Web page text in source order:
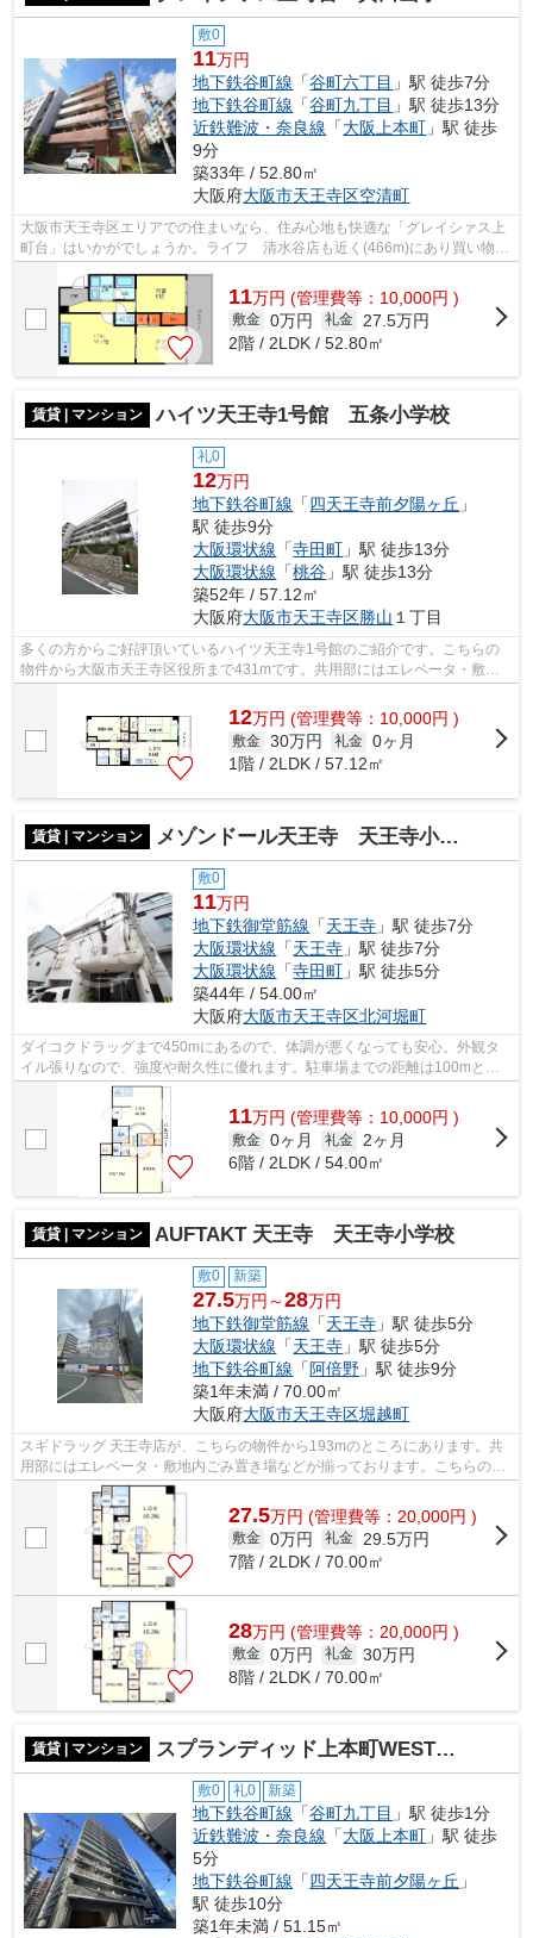
敷0
11万円
地下鉄谷町線 「谷町六丁目 」駅 徒歩7分
地下鉄谷町線 「谷町九丁目 」駅 徒歩13分
近鉄難波・奈良線 「大阪上本町 」駅 徒歩
9分
築33年 / 52.80㎡
大阪府大阪市天王寺区空清町
大阪市天王寺区エリアでの住まいなら、住み心地も快適な「グレイシァス上
町台」はいかがでしょうか。ライフ 清水谷店も近く(466m)にあり買い物す
11万円 (管理費等：10,000円 )
敷金 0万円 礼金
27.5万円
2階 / 2LDK / 52.80㎡
賃貸 | マンション ハイツ天王寺1号館 五条小学校
礼0
12万円
地下鉄谷町線 「四天王寺前夕陽ヶ丘 」
駅 徒歩9分
大阪環状線 「寺田町 」駅 徒歩13分
大阪環状線 「桃谷 」駅 徒歩13分
築52年 / 57.12㎡
大阪府大阪市天王寺区勝山 １丁目
多くの方からご好評頂いているハイツ天王寺1号館のご紹介です。こちらの
物件から大阪市天王寺区役所まで431mです。共用部にはエレベータ・敷地
内ごみ置き場などが備わっておりとても充...
12万円 (管理費等：10,000円 )
敷金 30万円 礼金 0ヶ月
1階 / 2LDK / 57.12㎡
賃貸 | マンション メゾンドール天王寺 天王寺小学校
敷0
11万円
地下鉄御堂筋線 「天王寺 」駅 徒歩7分
大阪環状線 「天王寺 」駅 徒歩7分
大阪環状線 「寺田町 」駅 徒歩5分
築44年 / 54.00㎡
大阪府大阪市天王寺区北河堀町
ダイコクドラッグまで450mにあるので、体調が悪くなっても安心。外観タ
イル張りなので、強度や耐久性に優れます。駐車場までの距離は100mとな
っています。条件として多くの方がこだわ...
11万円 (管理費等：10,000円 )
敷金 0ヶ月 礼金
2ヶ月
6階 / 2LDK / 54.00㎡
賃貸 | マンション AUFTAKT 天王寺 天王寺小学校
敷0 新築
27.5万円～28万円
地下鉄御堂筋線 「天王寺 」駅 徒歩5分
大阪環状線 「天王寺 」駅 徒歩5分
地下鉄谷町線 「 阿倍野 」駅 徒歩9分
築1年未満 / 70.00㎡
大阪府大阪市天王寺区堀越町
スギドラッグ 天王寺店が、こちらの物件から193mのところにあります。共
用部にはエレベータ・敷地内ごみ置き場などが揃っております。こちらのマ
ンションでは初期費用をカードでお支払...
27.5万円 (管理費等：20,000円 )
敷金 0万円 礼金
29.5万円
7階 / 2LDK / 70.00㎡
28万円 (管理費等：20,000円 )
敷金 0万円 礼金 30万円
8階 / 2LDK / 70.00㎡
賃貸 | マンション スプランディッド上本町WESTⅡ 生魂小学校区
敷0 礼0 新築
地下鉄谷町線 「谷町九丁目 」駅 徒歩1分
近鉄難波・奈良線 「大阪上本町 」駅 徒歩
5分
地下鉄谷町線 「四天王寺前夕陽ヶ丘 」
駅 徒歩10分
築1年未満 / 51.15㎡